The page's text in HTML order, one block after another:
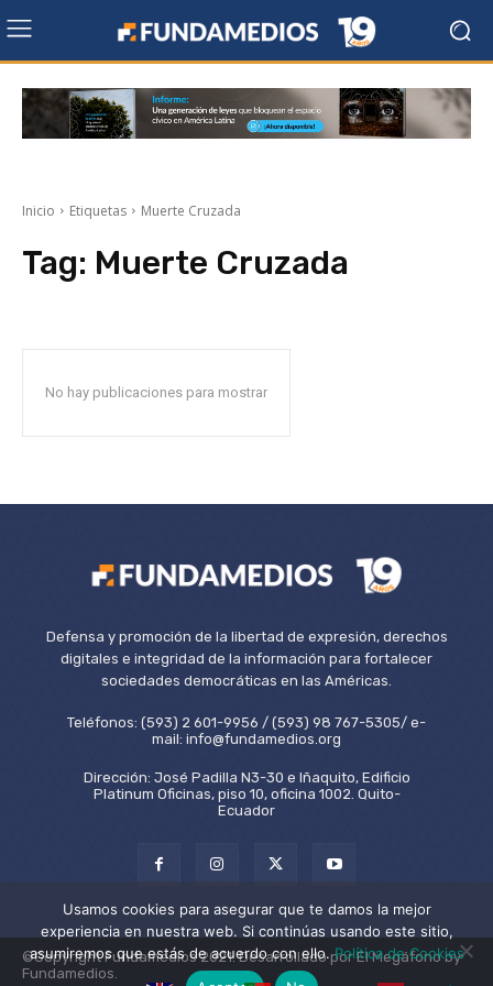
Inicio Etiquetas Muerte Cruzada
Tag: Muerte Cruzada
No hay publicaciones para mostrar
Defensa y promoción de la libertad de expresión, derechos
digitales e integridad de la información para fortalecer
sociedades democráticas en las Américas.
Teléfonos: (593) 2 601-9956 / (593) 98 767-5305/ e-
mail: info@fundamedios.org
Dirección: José Padilla N3-30 e Iñaquito, Edificio
Platinum Oficinas, piso 10, oficina 1002. Quito-
Ecuador
©Copyright Fundamedios 2021. Desarrollado por El Megáfono by
Fundamedios.
Usamos cookies para asegurar que te damos la mejor
experiencia en nuestra web. Si continúas usando este sitio,
asumiremos que estás de acuerdo con ello.Política de Cookies